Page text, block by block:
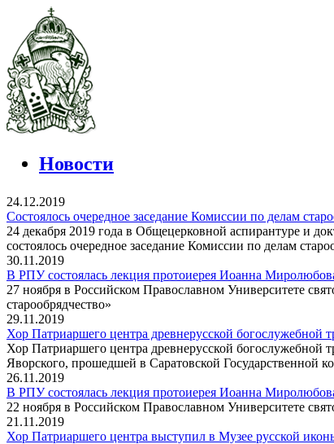
Новости
24.12.2019
Состоялось очередное заседание Комиссии по делам
24 декабря 2019 года в Общецерковной аспирантуре и
состоялось очередное заседание Комиссии по делам
30.11.2019
В РПУ состоялась лекция протоиерея Иоанна
27 ноября в Российском Православном Университете
старообрядчество»
29.11.2019
Хор Патриаршего центра древнерусской богослужебной
Хор Патриаршего центра древнерусской
Яворского, прошедшей в Саратовской Государственной
26.11.2019
В РПУ состоялась лекция протоиерея Иоанна
22 ноября в Российском Православном Университете
21.11.2019
Хор Патриаршего центра выступил в Музее русской